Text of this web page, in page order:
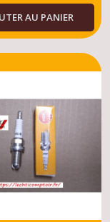
AU PANIER